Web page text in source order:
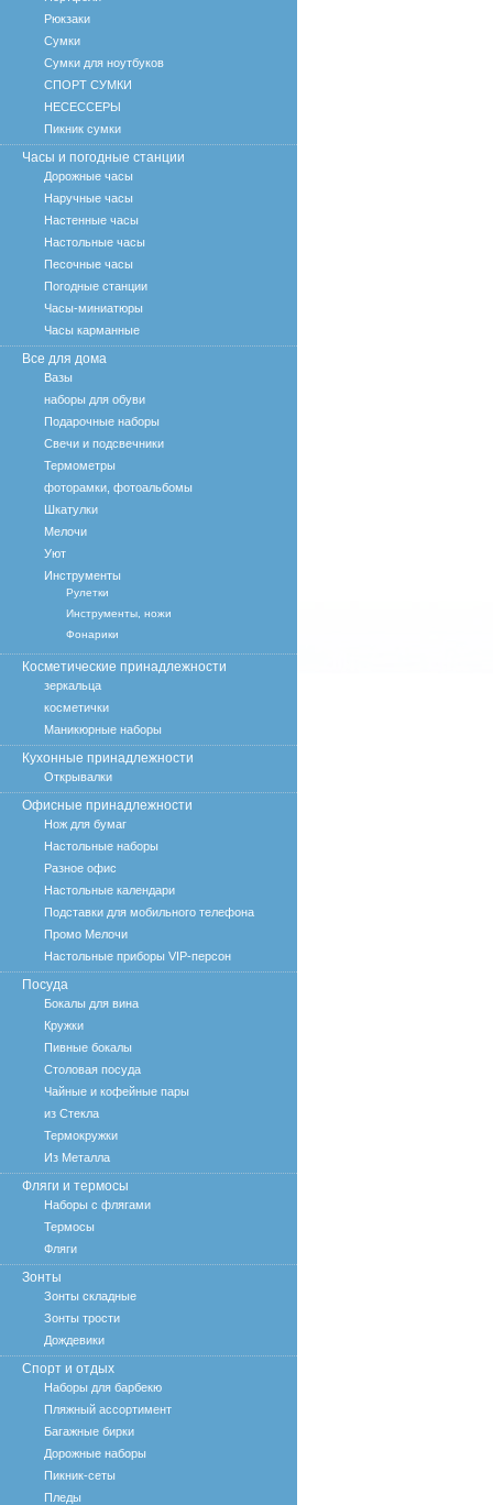
Рюкзаки
Сумки
Сумки для ноутбуков
СПОРТ СУМКИ
НЕСЕССЕРЫ
Пикник сумки
Часы и погодные станции
Дорожные часы
Наручные часы
Настенные часы
Настольные часы
Песочные часы
Погодные станции
Часы-миниатюры
Часы карманные
Все для дома
Вазы
наборы для обуви
Подарочные наборы
Свечи и подсвечники
Термометры
фоторамки, фотоальбомы
Шкатулки
Мелочи
Уют
Инструменты
Рулетки
Инструменты, ножи
Фонарики
Косметические принадлежности
зеркальца
косметички
Маникюрные наборы
Кухонные принадлежности
Открывалки
Офисные принадлежности
Нож для бумаг
Настольные наборы
Разное офис
Настольные календари
Подставки для мобильного телефона
Промо Мелочи
Настольные приборы VIP-персон
Посуда
Бокалы для вина
Кружки
Пивные бокалы
Столовая посуда
Чайные и кофейные пары
из Стекла
Термокружки
Из Металла
Фляги и термосы
Наборы с флягами
Термосы
Фляги
Зонты
Зонты складные
Зонты трости
Дождевики
Спорт и отдых
Наборы для барбекю
Пляжный ассортимент
Багажные бирки
Дорожные наборы
Пикник-сеты
Пледы